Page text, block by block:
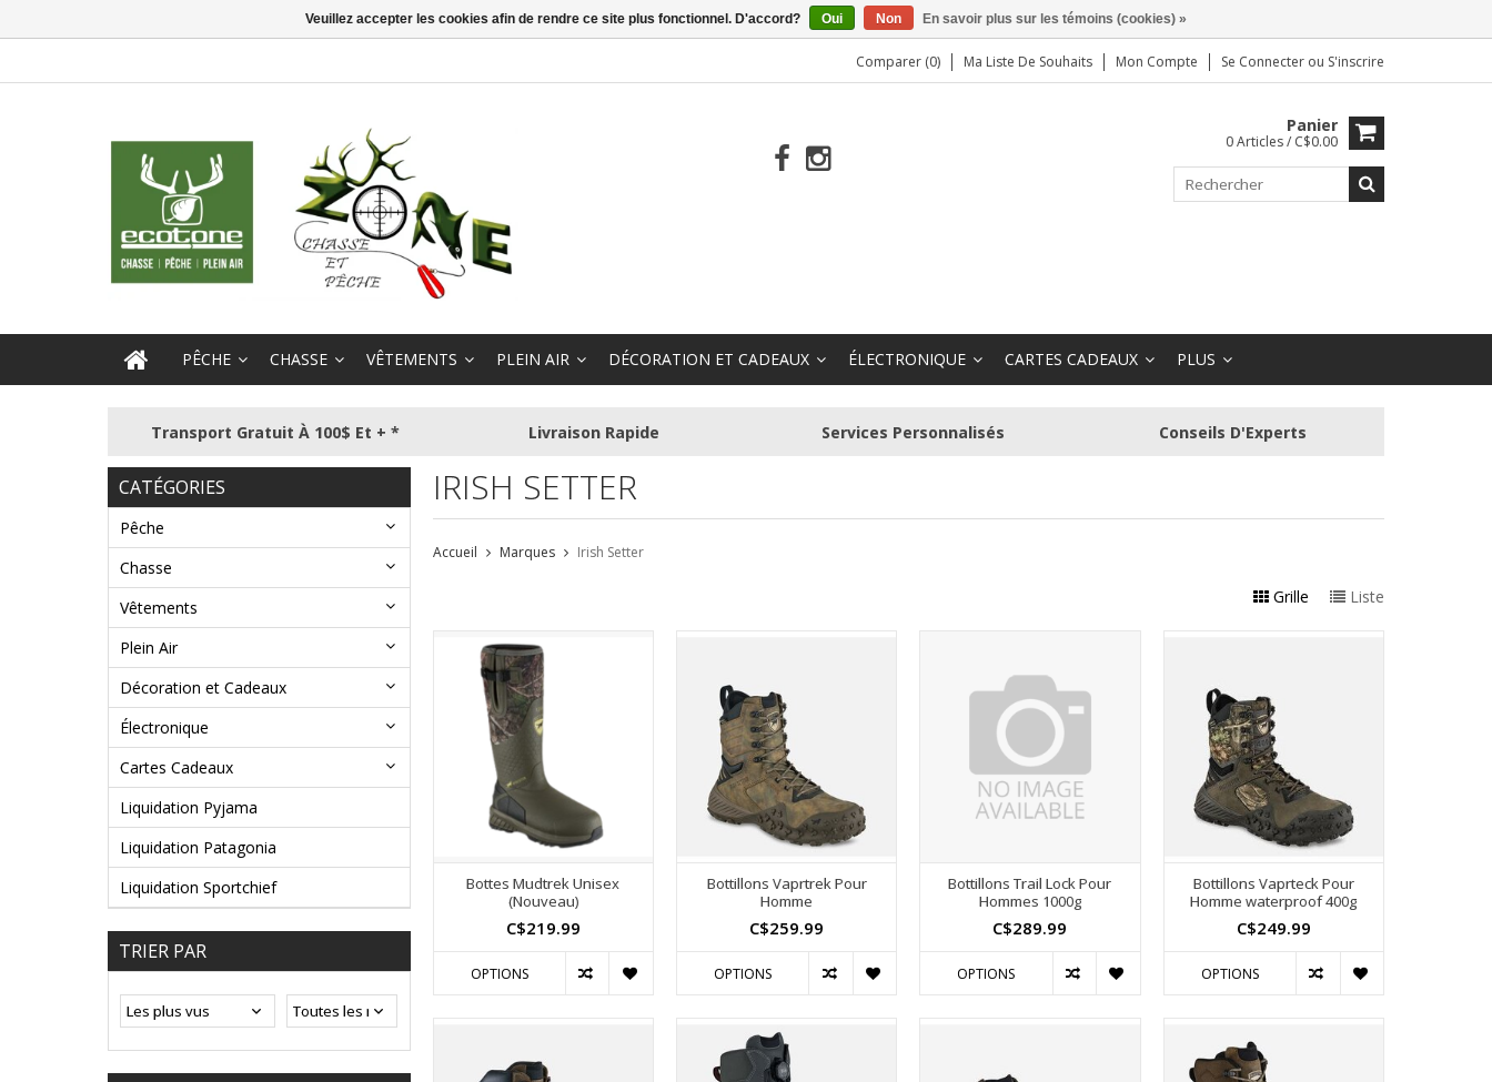
Comparer (0) Ma Liste De Souhaits Mon Compte Se Connecter ou S'inscrire
Panier
0 Articles / C$0.00
PÊCHE CHASSE VÊTEMENTS PLEIN AIR DÉCORATION ET CADEAUX ÉLECTRONIQUE CARTES CADEAUX PLUS
Transport Gratuit À 100$ Et + * Livraison Rapide Services Personnalisés Conseils D'Experts
CATÉGORIES
Pêche
Chasse
Vêtements
Plein Air
Décoration et Cadeaux
Électronique
Cartes Cadeaux
Liquidation Pyjama
Liquidation Patagonia
Liquidation Sportchief
TRIER PAR
IRISH SETTER
Accueil Marques Irish Setter
Grille Liste
Bottes Mudtrek Unisex
(Nouveau)
C$219.99
OPTIONS
Bottillons Vaprtrek Pour
Homme
C$259.99
OPTIONS
Bottillons Trail Lock Pour
Hommes 1000g
C$289.99
OPTIONS
Bottillons Vaprteck Pour
Homme waterproof 400g
C$249.99
OPTIONS
Veuillez accepter les cookies afin de rendre ce site plus fonctionnel. D'accord? Oui Non En savoir plus sur les témoins (cookies) »